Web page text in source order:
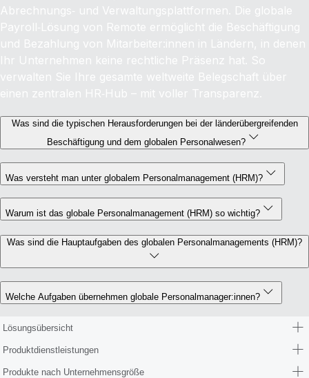
Abrechnungs‑ und Verwaltungsplattformen. Die globale
Payroll‑Lösung von Remote ermöglicht die Beschäftigung
und Bezahlung von Mitarbeiter:innen in Ländern, in denen
Ihr Unternehmen keine rechtliche Präsenz hat. So
verwalten Sie Ihre gesamte weltweite Belegschaft über
einen zentralen HR‑Hub – mit voller Transparenz.
Was sind die typischen Herausforderungen bei der länderübergreifenden
Beschäftigung und dem globalen Personalwesen?
Was versteht man unter globalem Personalmanagement (HRM)?
Warum ist das globale Personalmanagement (HRM) so wichtig?
Was sind die Hauptaufgaben des globalen Personalmanagements (HRM)?
Welche Aufgaben übernehmen globale Personalmanager:innen?
Lösungsübersicht
Produktdienstleistungen
Produkte nach Unternehmensgröße